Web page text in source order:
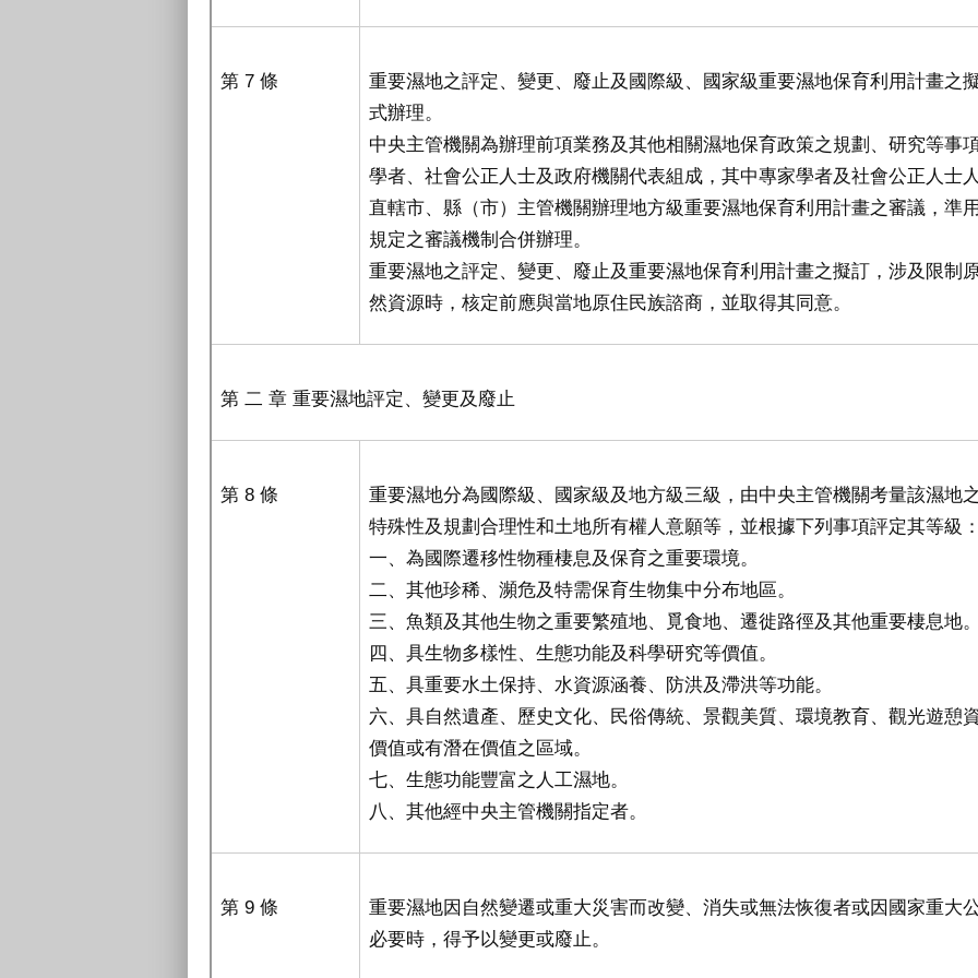
第 7 條
重要濕地之評定、變更、廢止及國際級、國家級重要濕地保育利用計畫之
式辦理。
中央主管機關為辦理前項業務及其他相關濕地保育政策之規劃、研究等事
學者、社會公正人士及政府機關代表組成，其中專家學者及社會公正人士
直轄市、縣（市）主管機關辦理地方級重要濕地保育利用計畫之審議，準
規定之審議機制合併辦理。
重要濕地之評定、變更、廢止及重要濕地保育利用計畫之擬訂，涉及限制
然資源時，核定前應與當地原住民族諮商，並取得其同意。
第 二 章 重要濕地評定、變更及廢止
第 8 條
重要濕地分為國際級、國家級及地方級三級，由中央主管機關考量該濕地
特殊性及規劃合理性和土地所有權人意願等，並根據下列事項評定其等級
一、為國際遷移性物種棲息及保育之重要環境。
二、其他珍稀、瀕危及特需保育生物集中分布地區。
三、魚類及其他生物之重要繁殖地、覓食地、遷徙路徑及其他重要棲息地
四、具生物多樣性、生態功能及科學研究等價值。
五、具重要水土保持、水資源涵養、防洪及滯洪等功能。
六、具自然遺產、歷史文化、民俗傳統、景觀美質、環境教育、觀光遊憩
價值或有潛在價值之區域。
七、生態功能豐富之人工濕地。
八、其他經中央主管機關指定者。
第 9 條
重要濕地因自然變遷或重大災害而改變、消失或無法恢復者或因國家重大
必要時，得予以變更或廢止。